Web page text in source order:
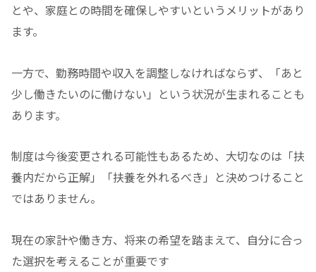
とや、家庭との時間を確保しやすいというメリットがあり
ます。
一方で、勤務時間や収入を調整しなければならず、「あと
少し働きたいのに働けない」という状況が生まれることも
あります。
制度は今後変更される可能性もあるため、大切なのは「扶
養内だから正解」「扶養を外れるべき」と決めつけること
ではありません。
現在の家計や働き方、将来の希望を踏まえて、自分に合っ
た選択を考えることが重要です